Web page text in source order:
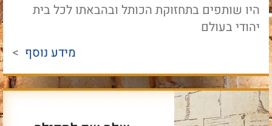
היו שותפים בתחזוקת הכותל ובהבאתו לכל בית
יהודי בעולם
מידע נוסף >